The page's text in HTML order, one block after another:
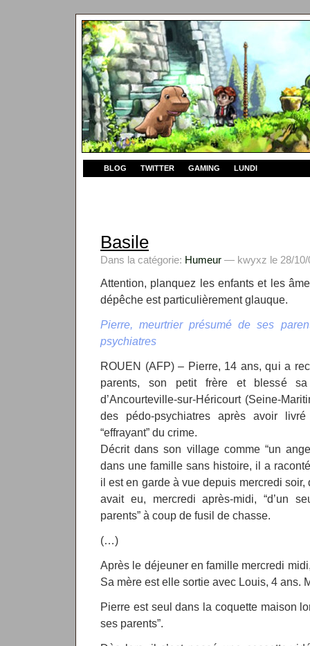
BLOG TWITTER GAMING LUNDI
Basile
Dans la catégorie: Humeur — kwyxz le 28/10/
Attention, planquez les enfants et les
dépêche est particulièrement glauque.
Pierre, meurtrier présumé de ses
psychiatres
ROUEN (AFP) – Pierre, 14 ans, qui a
parents, son petit frère et blessé
d’Ancourteville-sur-Héricourt (Seine-
des pédo-psychiatres après avoir
“effrayant” du crime.
Décrit dans son village comme “un
dans une famille sans histoire, il a
il est en garde à vue depuis mercredi soir,
avait eu, mercredi après-midi, “d’un
parents” à coup de fusil de chasse.
(…)
Après le déjeuner en famille mercredi
Sa mère est elle sortie avec Louis, 4 ans.
Pierre est seul dans la coquette maison
ses parents”.